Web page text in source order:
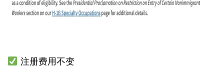
注册费用不变